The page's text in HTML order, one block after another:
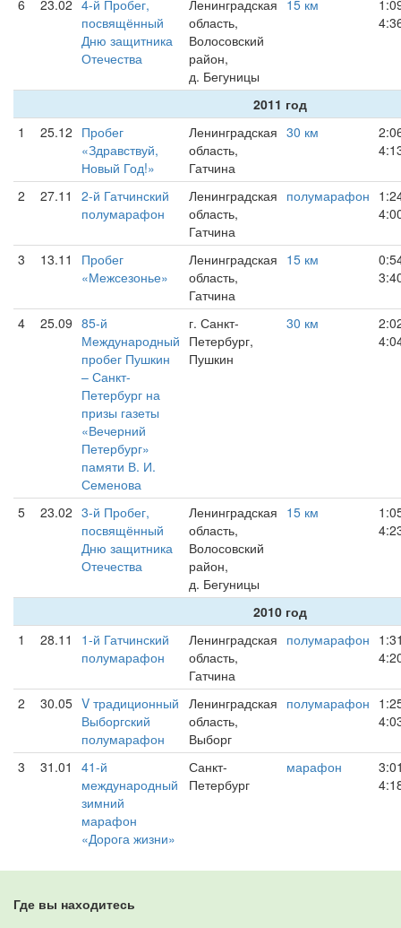
6 23.02 4-й Пробег,
посвящённый
Дню защитника
Отечества
Ленинградская
область,
Волосовский
район,
д. Бегуницы
15 км
2011 год
1
25.12 Пробег
«Здравствуй,
Новый Год!»
Ленинградская
область,
Гатчина
30 км
2 27.11
2-й Гатчинский
полумарафон
Ленинградская
область,
Гатчина
полумарафон
3 13.11
Пробег
«Межсезонье»
Ленинградская
область,
Гатчина
15 км
4 25.09 85-й
Международный
пробег Пушкин
– Санкт-
Петербург на
призы газеты
«Вечерний
Петербург»
памяти В. И.
Семенова
г. Санкт-
Петербург,
Пушкин
30 км
5 23.02 3-й Пробег,
посвящённый
Дню защитника
Отечества
Ленинградская
область,
Волосовский
район,
д. Бегуницы
15 км
2010 год
1
28.11
1-й Гатчинский
полумарафон
Ленинградская
область,
Гатчина
полумарафон
2 30.05 V традиционный
Выборгский
полумарафон
Ленинградская
область,
Выборг
полумарафон
3 31.01
41-й
международный
зимний
марафон
«Дорога жизни»
Санкт-
Петербург
марафон
Где вы находитесь